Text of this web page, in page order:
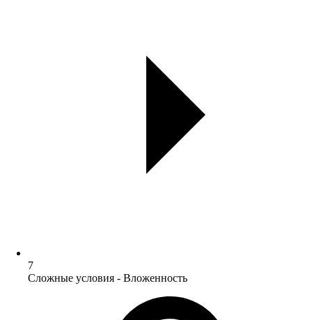
7
Сложные условия - Вложенность